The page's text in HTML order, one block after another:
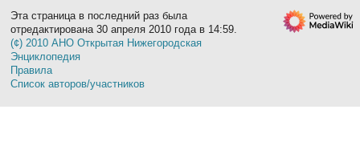
Эта страница в последний раз была
отредактирована 30 апреля 2010 года в 14:59.
(¢) 2010 АНО Открытая Нижегородская
Энциклопедия
Правила
Список авторов/участников